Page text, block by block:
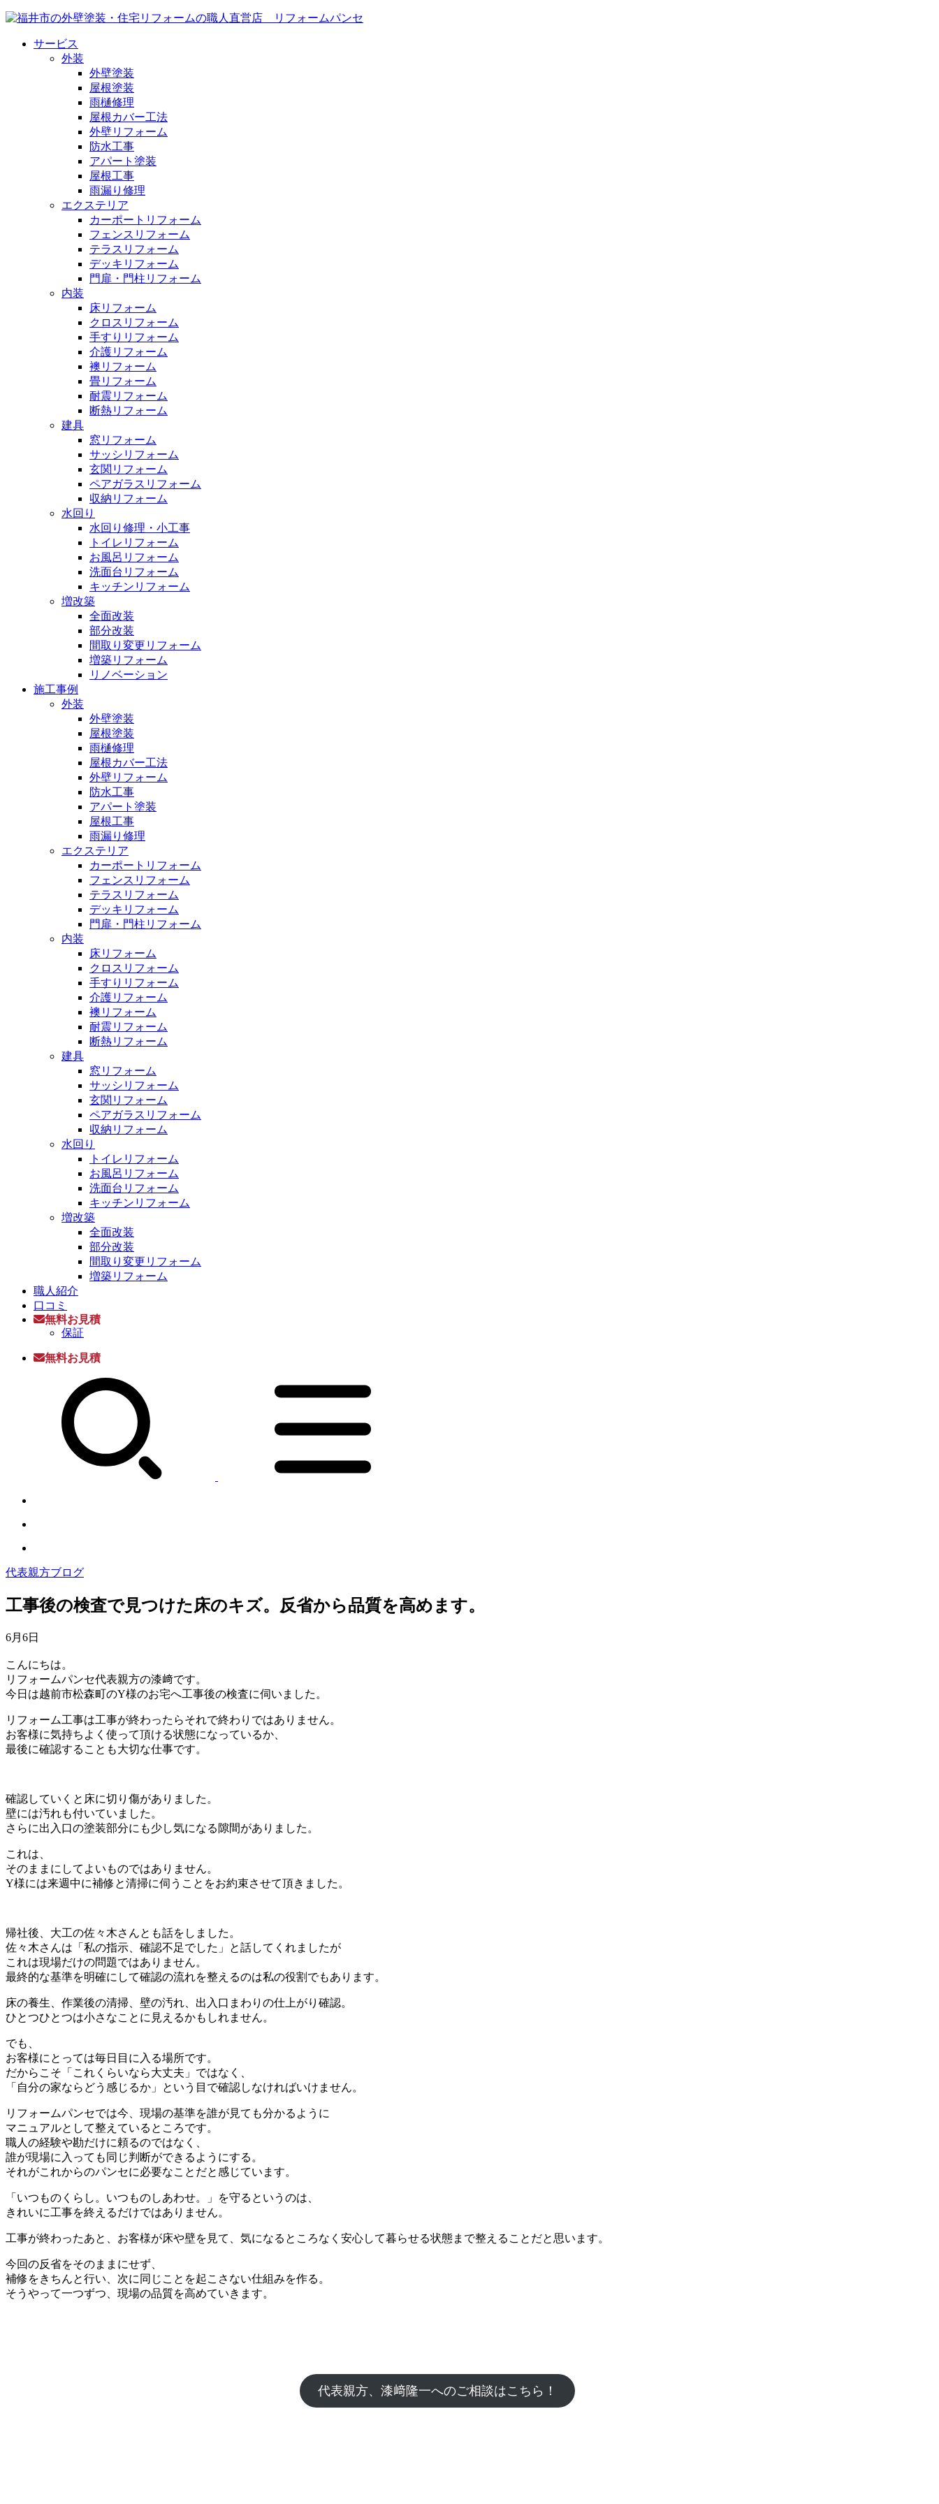
サービス
外装
外壁塗装
屋根塗装
雨樋修理
屋根カバー工法
外壁リフォーム
防水工事
アパート塗装
屋根工事
雨漏り修理
エクステリア
カーポートリフォーム
フェンスリフォーム
テラスリフォーム
デッキリフォーム
門扉・門柱リフォーム
内装
床リフォーム
クロスリフォーム
手すりリフォーム
介護リフォーム
襖リフォーム
畳リフォーム
耐震リフォーム
断熱リフォーム
建具
窓リフォーム
サッシリフォーム
玄関リフォーム
ペアガラスリフォーム
収納リフォーム
水回り
水回り修理・小工事
トイレリフォーム
お風呂リフォーム
洗面台リフォーム
キッチンリフォーム
増改築
全面改装
部分改装
間取り変更リフォーム
増築リフォーム
リノベーション
施工事例
外装
外壁塗装
屋根塗装
雨樋修理
屋根カバー工法
外壁リフォーム
防水工事
アパート塗装
屋根工事
雨漏り修理
エクステリア
カーポートリフォーム
フェンスリフォーム
テラスリフォーム
デッキリフォーム
門扉・門柱リフォーム
内装
床リフォーム
クロスリフォーム
手すりリフォーム
介護リフォーム
襖リフォーム
耐震リフォーム
断熱リフォーム
建具
窓リフォーム
サッシリフォーム
玄関リフォーム
ペアガラスリフォーム
収納リフォーム
水回り
トイレリフォーム
お風呂リフォーム
洗面台リフォーム
キッチンリフォーム
増改築
全面改装
部分改装
間取り変更リフォーム
増築リフォーム
職人紹介
口コミ
無料お見積
保証
無料お見積
代表親方ブログ
工事後の検査で見つけた床のキズ。反省から品質を高めます。
6月6日
こんにちは。
リフォームパンセ代表親方の漆﨑です。
今日は越前市松森町のY様のお宅へ工事後の検査に伺いました。
リフォーム工事は工事が終わったらそれで終わりではありません。
お客様に気持ちよく使って頂ける状態になっているか、
最後に確認することも大切な仕事です。
確認していくと床に切り傷がありました。
壁には汚れも付いていました。
さらに出入口の塗装部分にも少し気になる隙間がありました。
これは、
そのままにしてよいものではありません。
Y様には来週中に補修と清掃に伺うことをお約束させて頂きました。
帰社後、大工の佐々木さんとも話をしました。
佐々木さんは「私の指示、確認不足でした」と話してくれましたが
これは現場だけの問題ではありません。
最終的な基準を明確にして確認の流れを整えるのは私の役割でもあります。
床の養生、作業後の清掃、壁の汚れ、出入口まわりの仕上がり確認。
ひとつひとつは小さなことに見えるかもしれません。
でも、
お客様にとっては毎日目に入る場所です。
だからこそ「これくらいなら大丈夫」ではなく、
「自分の家ならどう感じるか」という目で確認しなければいけません。
リフォームパンセでは今、現場の基準を誰が見ても分かるように
マニュアルとして整えているところです。
職人の経験や勘だけに頼るのではなく、
誰が現場に入っても同じ判断ができるようにする。
それがこれからのパンセに必要なことだと感じています。
「いつものくらし。いつものしあわせ。」を守るというのは、
きれいに工事を終えるだけではありません。
工事が終わったあと、お客様が床や壁を見て、気になるところなく安心して暮らせる状態まで整えることだと思います。
今回の反省をそのままにせず、
補修をきちんと行い、次に同じことを起こさない仕組みを作る。
そうやって一つずつ、現場の品質を高めていきます。
代表親方、漆﨑隆一へのご相談はこちら！